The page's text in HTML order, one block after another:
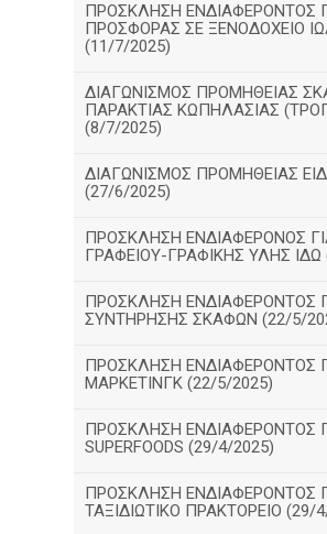
ΠΡΟΣΚΛΗΣΗ ΕΝΔΙΑΦΕΡΟΝΤΟΣ
ΠΡΟΣΦΟΡΑΣ ΣΕ ΞΕΝΟΔΟΧΕΙΟ
(11/7/2025)
ΔΙΑΓΩΝΙΣΜΟΣ ΠΡΟΜΗΘΕΙΑΣ
ΠΑΡΑΚΤΙΑΣ ΚΩΠΗΛΑΣΙΑΣ
(8/7/2025)
ΔΙΑΓΩΝΙΣΜΟΣ ΠΡΟΜΗΘΕΙΑΣ
(27/6/2025)
ΠΡΟΣΚΛΗΣΗ ΕΝΔΙΑΦΕΡΟΝΟΣ
ΓΡΑΦΕΙΟΥ-ΓΡΑΦΙΚΗΣ ΥΛΗΣ ΙΔΩ
ΠΡΟΣΚΛΗΣΗ ΕΝΔΙΑΦΕΡΟΝΤΟΣ
ΣΥΝΤΗΡΗΣΗΣ ΣΚΑΦΩΝ (22/5/
ΠΡΟΣΚΛΗΣΗ ΕΝΔΙΑΦΕΡΟΝΤΟΣ
ΜΑΡΚΕΤΙΝΓΚ (22/5/2025)
ΠΡΟΣΚΛΗΣΗ ΕΝΔΙΑΦΕΡΟΝΤΟΣ
SUPERFOODS (29/4/2025)
ΠΡΟΣΚΛΗΣΗ ΕΝΔΙΑΦΕΡΟΝΤΟΣ
ΤΑΞΙΔΙΩΤΙΚΟ ΠΡΑΚΤΟΡΕΙΟ (29/